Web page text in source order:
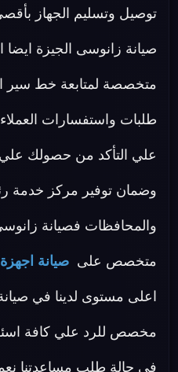
توصيل وتسليم الجهاز
صيانة زانوسى الجيزة
متخصصة لمتابعة خط سير
طلبات واستفسارات
علي التأكد من حصولك
وضمان توفير مركز خدمة
والمحافظات فصيانة
متخصص على صيانة
اعلى مستوى لدينا في
في حالة طلب مساعدتنا